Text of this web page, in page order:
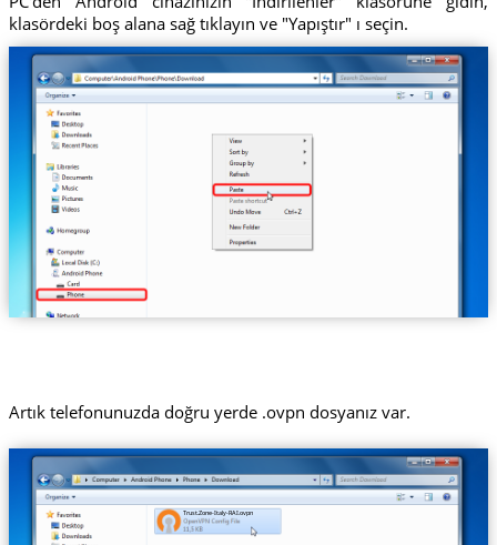
klasördeki boş alana sağ tıklayın ve "Yapıştır" ı seçin.
Artık telefonunuzda doğru yerde .ovpn dosyanız var.
Trust.Zone-Italy-RAI.ovpn